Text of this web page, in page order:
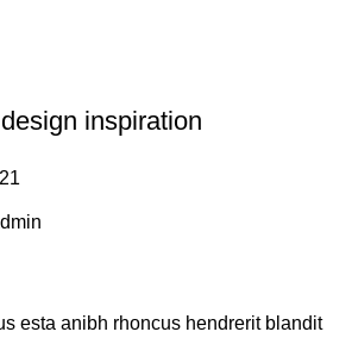
inspiration
esta anibh rhoncus hendrerit blandit